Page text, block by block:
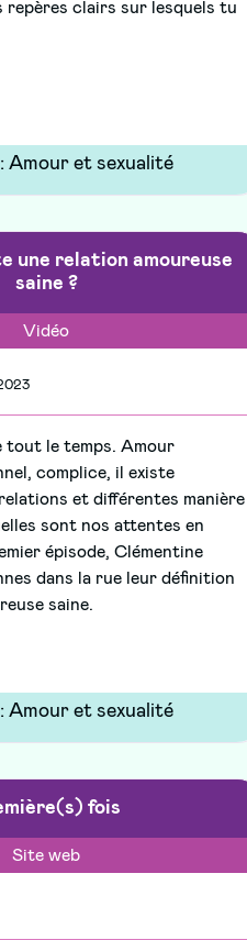
repères clairs sur lesquels tu
une relation amoureuse
saine ?
Vidéo
tout le temps. Amour
complice, il existe
et différentes manière
sont nos attentes en
épisode, Clémentine
dans la rue leur définition
saine.
fois
Site web